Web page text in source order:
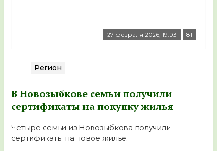
27 февраля 2026, 19:03 81
Регион
В Новозыбкове семьи получили
сертификаты на покупку жилья
Четыре семьи из Новозыбкова получили
сертификаты на новое жилье.